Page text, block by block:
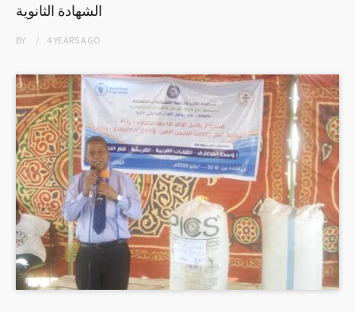
الشهادة الثانوية
BY 4 YEARSAGO